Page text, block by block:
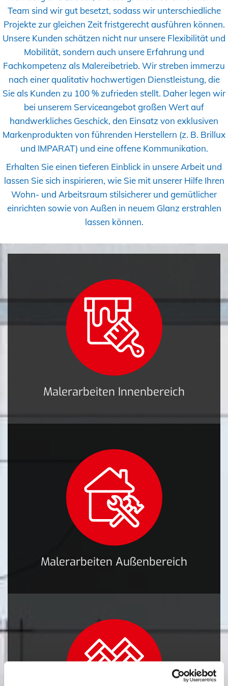
Team sind wir gut besetzt, sodass wir unterschiedliche
Projekte zur gleichen Zeit fristgerecht ausführen können.
Unsere Kunden schätzen nicht nur unsere Flexibilität und
Mobilität, sondern auch unsere Erfahrung und
Fachkompetenz als Malereibetrieb. Wir streben immerzu
nach einer qualitativ hochwertigen Dienstleistung, die
Sie als Kunden zu 100 % zufrieden stellt. Daher legen wir
bei unserem Serviceangebot großen Wert auf
handwerkliches Geschick, den Einsatz von exklusiven
Markenprodukten von führenden Herstellern (z. B. Brillux
und IMPARAT) und eine offene Kommunikation.
Erhalten Sie einen tieferen Einblick in unsere Arbeit und
lassen Sie sich inspirieren, wie Sie mit unserer Hilfe Ihren
Wohn- und Arbeitsraum stilsicherer und gemütlicher
einrichten sowie von Außen in neuem Glanz erstrahlen
lassen können.
Malerarbeiten Innenbereich
Malerarbeiten Außenbereich